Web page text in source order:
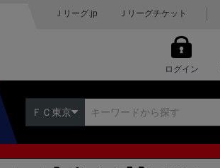
Ｊリーグ.jp Ｊリーグチケット
ログイン
ＦＣ東京